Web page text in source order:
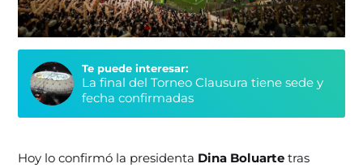
Te puede interesar:
La final del Torneo Clausura tiene sede y
fecha confirmadas
Hoy lo confirmó la presidenta Dina Boluarte tras